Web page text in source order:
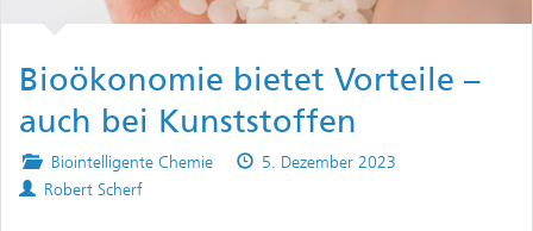
Bioökonomie bietet Vorteile –
auch bei Kunststoffen
Posted
in
Biointelligente Chemie
Published
5. Dezember 2023
Authors
Robert Scherf